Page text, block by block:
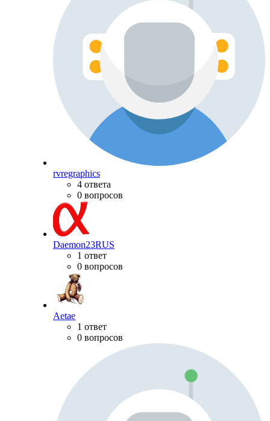
rvregraphics
4 ответа
0 вопросов
Daemon23RUS
1 ответ
0 вопросов
Aetae
1 ответ
0 вопросов